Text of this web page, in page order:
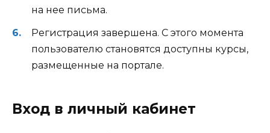
на нее письма.
Регистрация завершена. С этого момента
пользователю становятся доступны курсы,
размещенные на портале.
Вход в личный кабинет